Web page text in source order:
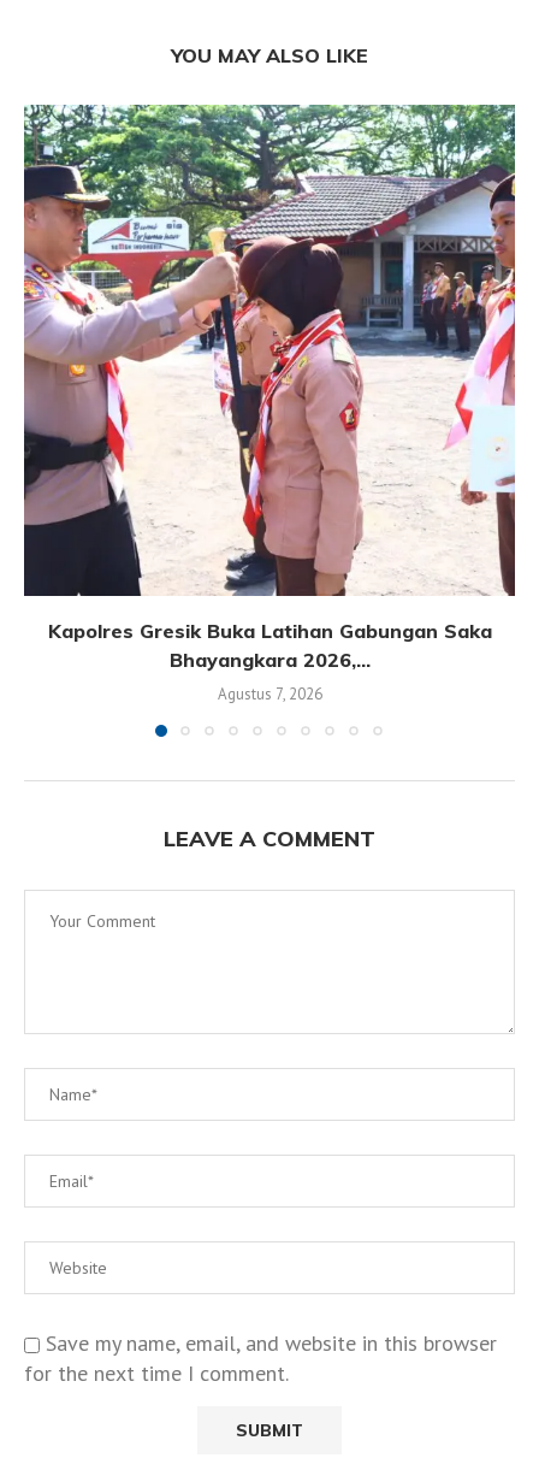
YOU MAY ALSO LIKE
Kapolres Gresik Buka Latihan Gabungan Saka
Bhayangkara 2026,...
Agustus 7, 2026
LEAVE A COMMENT
Save my name, email, and website in this browser
for the next time I comment.